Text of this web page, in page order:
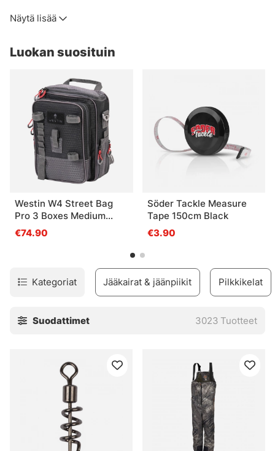
jääkalastukseen suomalaisilla vesillä.
Näytä lisää
Luokan suosituin
Westin W4 Street Bag
Pro 3 Boxes Medium
Titanium Black
€74.90
Söder Tackle Measure
Tape 150cm Black
€3.90
Kategoriat Jääkairat & jäänpiikit Pilkkikelat
Suodattimet 3023 Tuotteet